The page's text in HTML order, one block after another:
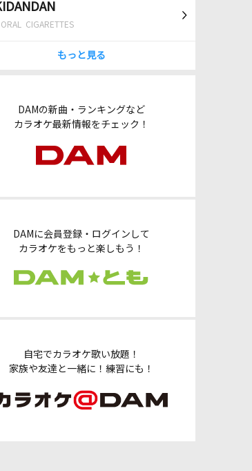
CIGARETTES
もっと見る
DAMの新曲・ランキングなど
カラオケ最新情報をチェック！
DAMに会員登録・ログインして
カラオケをもっと楽しもう！
自宅でカラオケ歌い放題！
家族や友達と一緒に！練習にも！